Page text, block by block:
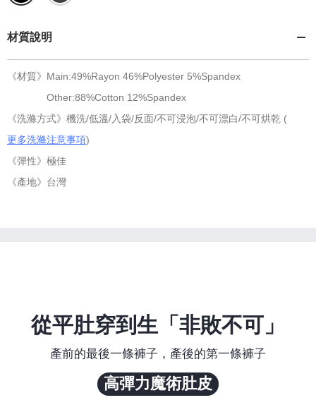
材質說明
《材質》Main:49%Rayon 46%Polyester 5%Spandex
Other:88%Cotton 12%Spandex
《洗滌方式》機洗/低溫/入袋/反面/不可浸泡/不可漂白/不可烘乾 (
更多洗滌注意事項)
《彈性》極佳
《產地》台灣
從平肚穿到生「非敗不可」
產前的最後一條褲子，產後的第一條褲子
高彈力魔術肚皮